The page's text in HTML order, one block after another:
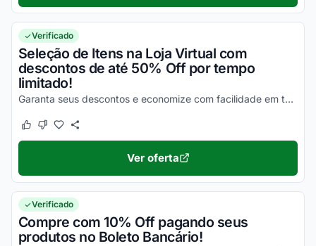
Verificado
Seleção de Itens na Loja Virtual com
descontos de até 50% Off por tempo
limitado!
Garanta seus descontos e economize com facilidade em todas as suas compras!
Este cupom funcionou
Este cupom não funcionou
Ver oferta
Verificado
Compre com 10% Off pagando seus
produtos no Boleto Bancário!